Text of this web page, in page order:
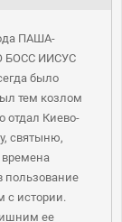
ПАША-
БОСС ИИСУС
было
тем козлом
отдал Киево-
святыню,
времена
пользование
истории.
ее